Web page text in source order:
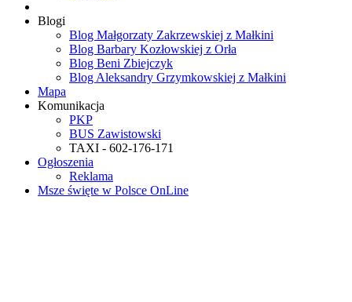
Blogi
Blog Małgorzaty Zakrzewskiej z Małkini
Blog Barbary Kozłowskiej z Orła
Blog Beni Zbiejczyk
Blog Aleksandry Grzymkowskiej z Małkini
Mapa
Komunikacja
PKP
BUS Zawistowski
TAXI - 602-176-171
Ogłoszenia
Reklama
Msze święte w Polsce OnLine